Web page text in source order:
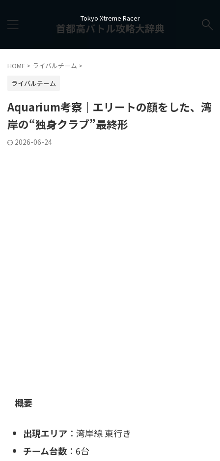
Tokyo Xtreme Racer
首都高バトル攻略大辞典
HOME > ライバルチーム >
ライバルチーム
Aquarium考察｜エリートの顔をした、湾
岸の“独身クラブ”最終形
2026-06-24
概要
出現エリア ：湾岸線 東行き
チーム台数 ：6台